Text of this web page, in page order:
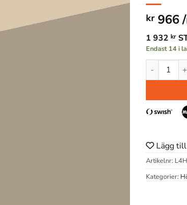
Lägg till
kr 966
1 932 kr
Endast 14 i
Lägg
Artikelnr: L4H
Kategorier: